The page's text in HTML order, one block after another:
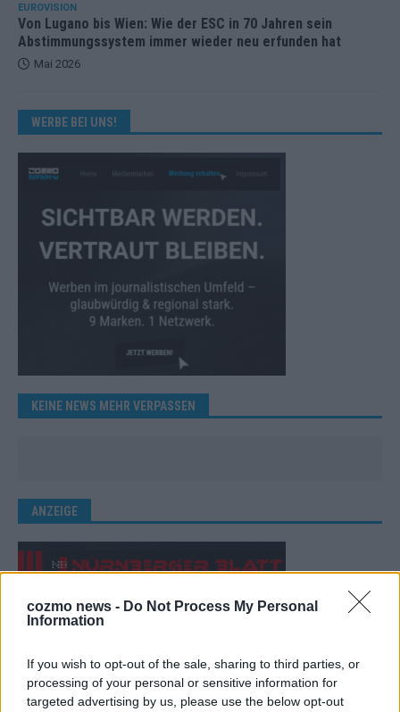
cozmo news - Do Not Process My Personal
Information
If you wish to opt-out of the sale, sharing to third parties, or
processing of your personal or sensitive information for
targeted advertising by us, please use the below opt-out
EUROVISION
Von Lugano bis Wien: Wie der ESC in 70 Jahren sein
Abstimmungssystem immer wieder neu erfunden hat
Mai 2026
WERBE BEI UNS!
KEINE NEWS MEHR VERPASSEN
ANZEIGE